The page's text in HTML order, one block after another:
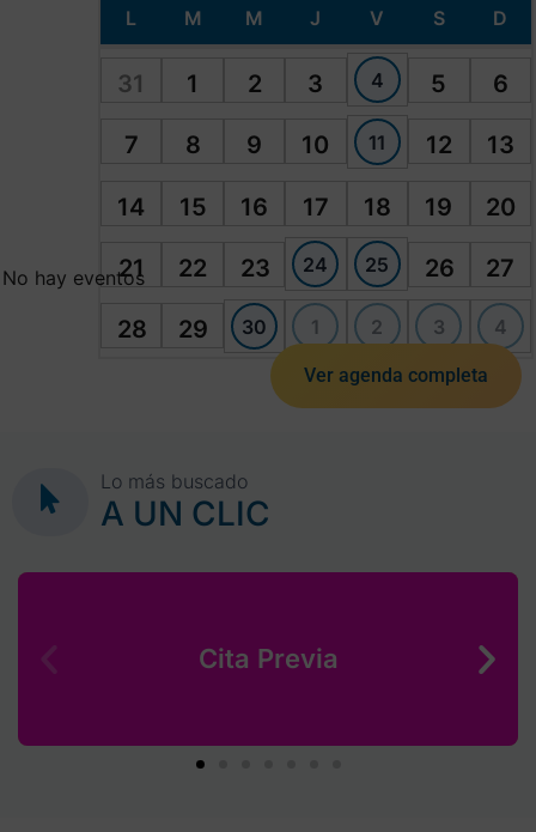
L M M J V S D
31 1 2 3 4 5 6
7 8 9 10 11 12 13
14 15 16 17 18 19 20
21 22 23 24 25 26 27
28 29 30 1 2 3 4
No hay eventos
Ver agenda completa
Lo más buscado
A UN CLIC
Cita Previa